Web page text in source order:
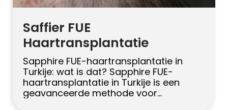
Saffier FUE
Haartransplantatie
Sapphire FUE-haartransplantatie in
Turkije: wat is dat? Sapphire FUE-
haartransplantatie in Turkije is een
geavanceerde methode voor